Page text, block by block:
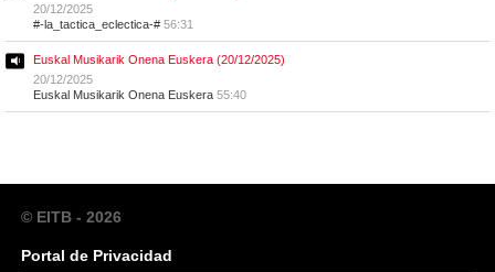
20/12/2025
#-la_tactica_eclectica-# 56:31
Euskal Musikarik Onena Euskera (20/12/2025)
20/12/2025
Euskal Musikarik Onena Euskera 55:40
© EITB - 2026
Portal de Privacidad